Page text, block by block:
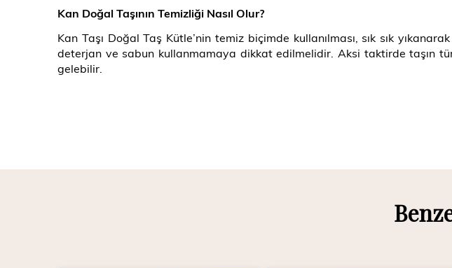
Kan Doğal Taşının Temizliği Nasıl Olur?
Kan Taşı Doğal Taş Kütle’nin temiz biçimde kullanılması, sık sık
deterjan ve sabun kullanmamaya dikkat edilmelidir. Aksi taktirde taşın
gelebilir.